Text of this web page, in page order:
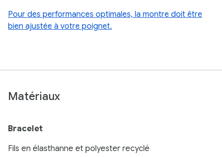
Pour des performances optimales, la montre doit être
bien ajustée à votre poignet.
Matériaux
Bracelet
Fils en élasthanne et polyester recyclé